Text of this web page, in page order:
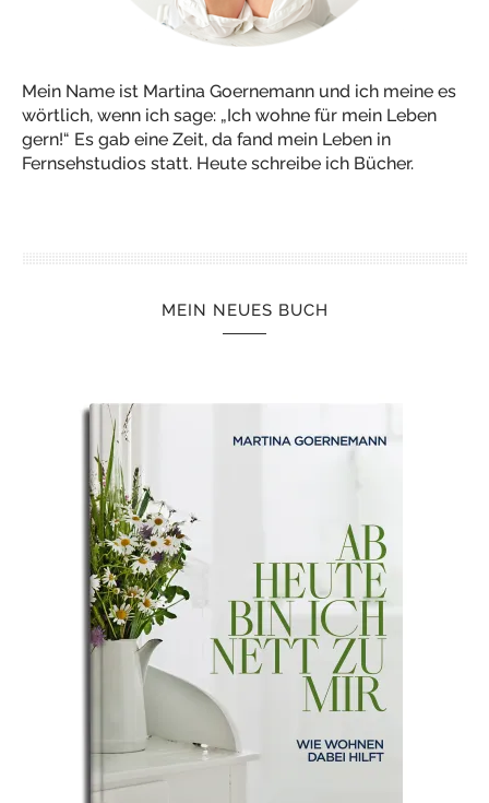
Mein Name ist Martina Goernemann und ich meine es
wörtlich, wenn ich sage: „Ich wohne für mein Leben
gern!“ Es gab eine Zeit, da fand mein Leben in
Fernsehstudios statt. Heute schreibe ich Bücher.
MEIN NEUES BUCH